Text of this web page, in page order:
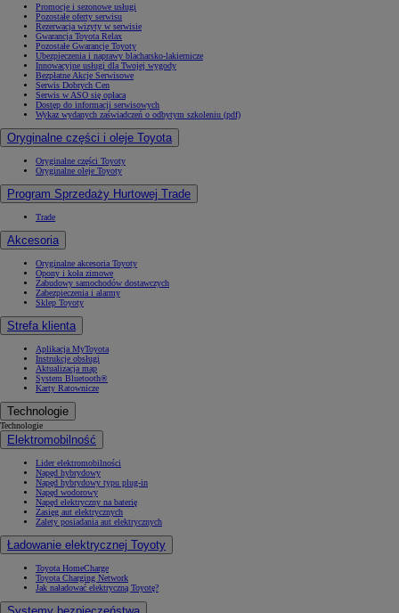
Promocje i sezonowe usługi
Pozostałe oferty serwisu
Rezerwacja wizyty w serwisie
Gwarancja Toyota Relax
Pozostałe Gwarancje Toyoty
Ubezpieczenia i naprawy blacharsko-lakiernicze
Innowacyjne usługi dla Twojej wygody
Bezpłatne Akcje Serwisowe
Serwis Dobrych Cen
Serwis w ASO się opłaca
Dostęp do informacji serwisowych
Wykaz wydanych zaświadczeń o odbytym szkoleniu (pdf)
Oryginalne części i oleje Toyota
Oryginalne części Toyoty
Oryginalne oleje Toyoty
Program Sprzedaży Hurtowej Trade
Trade
Akcesoria
Oryginalne akcesoria Toyoty
Opony i koła zimowe
Zabudowy samochodów dostawczych
Zabezpieczenia i alarmy
Sklep Toyoty
Strefa klienta
Aplikacja MyToyota
Instrukcje obsługi
Aktualizacja map
System Bluetooth®
Karty Ratownicze
Technologie
Technologie
Elektromobilność
Lider elektromobilności
Napęd hybrydowy
Napęd hybrydowy typu plug-in
Napęd wodorowy
Napęd elektryczny na baterię
Zasięg aut elektrycznych
Zalety posiadania aut elektrycznych
Ładowanie elektrycznej Toyoty
Toyota HomeCharge
Toyota Charging Network
Jak naładować elektryczną Toyotę?